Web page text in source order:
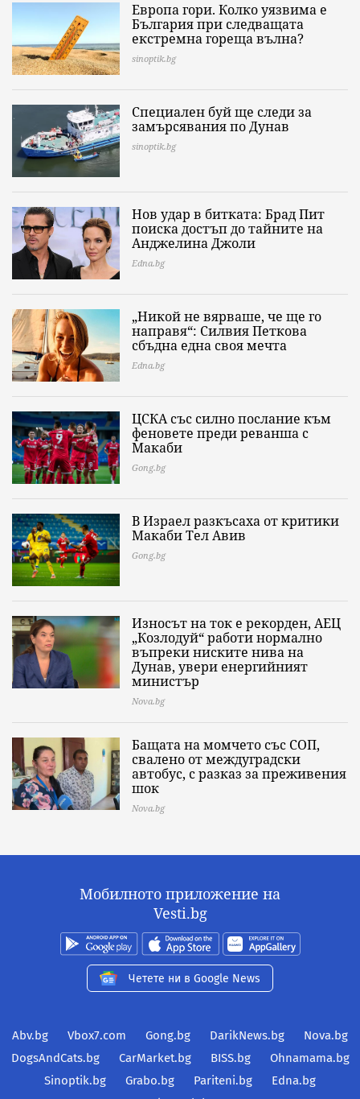
Европа гори. Колко уязвима е
България при следващата
екстремна гореща вълна?
sinoptik.bg
Специален буй ще следи за
замърсявания по Дунав
sinoptik.bg
Нов удар в битката: Брад Пит
поиска достъп до тайните на
Анджелина Джоли
Edna.bg
„Никой не вярваше, че ще го
направя“: Силвия Петкова
сбъдна една своя мечта
Edna.bg
ЦСКА със силно послание към
феновете преди реванша с
Макаби
Gong.bg
В Израел разкъсаха от критики
Макаби Тел Авив
Gong.bg
Износът на ток е рекорден, АЕЦ
„Козлодуй“ работи нормално
въпреки ниските нива на
Дунав, увери енергийният
министър
Nova.bg
Бащата на момчето със СОП,
свалено от междуградски
автобус, с разказ за преживения
шок
Nova.bg
Мобилното приложение на
Vesti.bg
Четете ни в Google News
Abv.bg Vbox7.com Gong.bg DarikNews.bg
Nova.bg
DogsAndCats.bg
CarMarket.bg BISS.bg
Ohnamama.bg
Sinoptik.bg
Grabo.bg Pariteni.bg
Edna.bg